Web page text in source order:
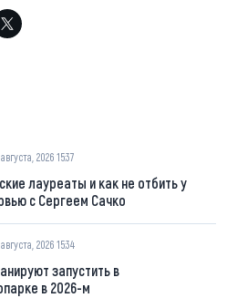
2026 15:37
лауреаты и как не отбить у
с Сергеем Сачко
2026 15:34
запустить в
в 2026-м